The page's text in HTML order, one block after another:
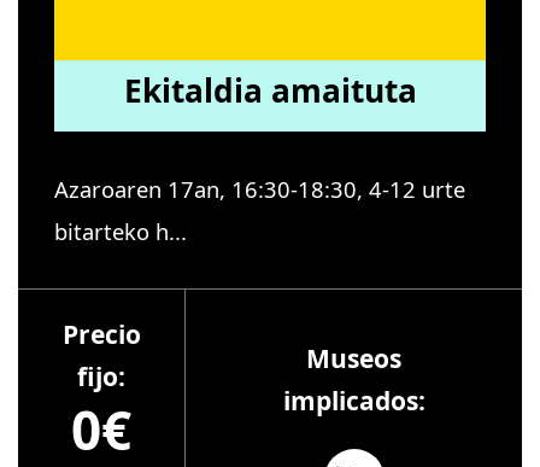
Ekitaldia amaituta
Azaroaren 17an, 16:30-18:30, 4-12 urte
bitarteko h...
Precio
fijo:
0€
Museos
implicados: